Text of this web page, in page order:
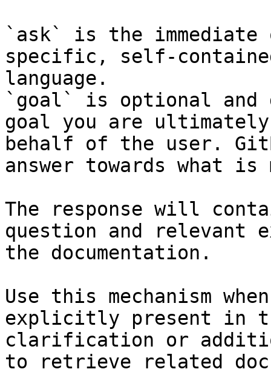
`ask` is the
specific, self-
language.
`goal` is optional and
goal you are
behalf of the user.
answer towards what
The response will
question and relevant
the documentation.
Use this mechanism
explicitly present in
clarification or